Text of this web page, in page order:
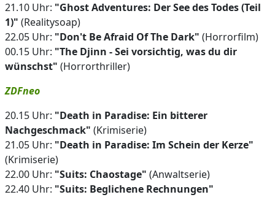
21.10 Uhr: "Ghost Adventures: Der See des Todes (Teil
1)" (Realitysoap)
22.05 Uhr: "Don't Be Afraid Of The Dark" (Horrorfilm)
00.15 Uhr: "The Djinn - Sei vorsichtig, was du dir
wünschst" (Horrorthriller)
ZDFneo
20.15 Uhr: "Death in Paradise: Ein bitterer
Nachgeschmack" (Krimiserie)
21.05 Uhr: "Death in Paradise: Im Schein der Kerze"
(Krimiserie)
22.00 Uhr: "Suits: Chaostage" (Anwaltserie)
22.40 Uhr: "Suits: Beglichene Rechnungen"